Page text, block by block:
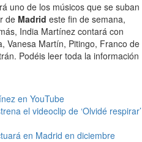
uno de los músicos que se suban
de Madrid este fin de semana,
India Martínez contará con
Vanesa Martín, Pitingo, Franco de
Podéis leer toda la información
en YouTube
el videoclip de ‘Olvidé respirar’
en Madrid en diciembre